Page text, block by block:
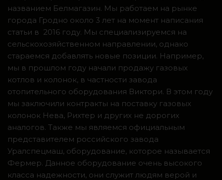
названием Белмагазин. Мы работаем на рынке
города Гродно около 3 лет на момент написания
статьи в 2016 году. Мы специализируемся на
сельскохозяйственном направлении, однако
стараемся добавлять новые позиции. Например,
мы в прошлом году начали продажу газовых
котлов и колонок, в частности завода
отопительного оборудования Виктори. В этом году
мы заключили контракты на поставку газовых
колонок Нева, Рихтер и других не дорогих
аналогов. Также мы являемся официальным
представителем российского завода
Уралспецмаш, оборудование, которое называется
Фермер. Данное оборудование очень высокого
класса надежности, они служит людям верой и